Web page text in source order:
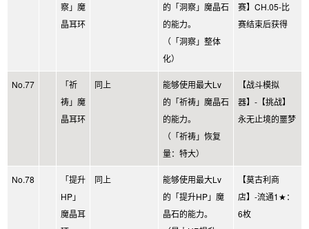
察」魔
晶耳环
的「洞察」魔晶石
的能力。
（「洞察」整体
化）
赛】CH.05-比
赛结束后获得
No.77
「祈
祷」魔
晶耳环
同上
能够使用最大Lv
的「祈祷」魔晶石
的能力。
（「祈祷」恢复
量：特大）
【战斗模拟
器】-【挑战】
永无止境的噩梦
No.78
「提升
HP」
魔晶耳
同上
能够使用最大Lv
的「提升HP」魔
晶石的能力。
【莫古利商
店】-流通1★：
6枚